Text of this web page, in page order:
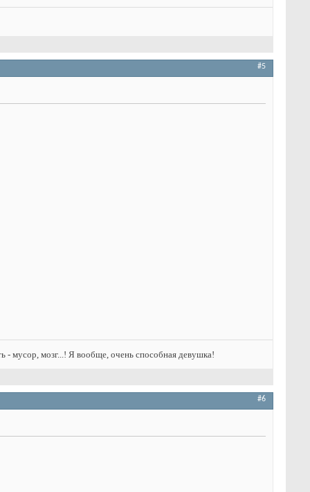
#5
- мусор, мозг...! Я вообще, очень способная девушка!
#6